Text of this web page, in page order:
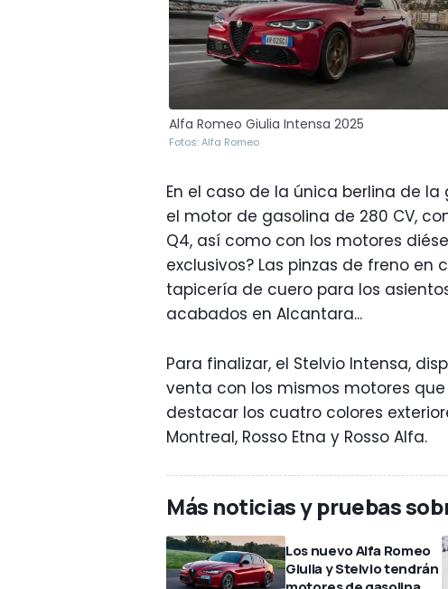
Alfa Romeo Giulia Intensa 2025
Fotos: Alfa Romeo
En el caso de la única berlina de
el motor de gasolina de 280 CV,
Q4, así como con los motores
exclusivos? Las pinzas de freno
tapicería de cuero para los
acabados en Alcantara...
Para finalizar, el Stelvio Intensa,
venta con los mismos motores que
destacar los cuatro colores
Montreal, Rosso Etna y Rosso Alfa.
Más noticias y pruebas
Los nuevo Alfa Romeo
Giulia y Stelvio tendrán